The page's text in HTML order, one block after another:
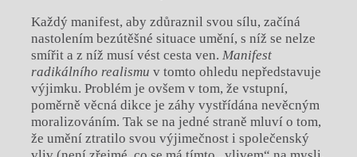
Každý manifest, aby zdůraznil svou sílu, začíná
nastolením bezútěšné situace umění, s níž se nelze
smířit a z níž musí vést cesta ven. Manifest
radikálního realismu v tomto ohledu nepředstavuje
výjimku. Problém je ovšem v tom, že vstupní,
poměrně věcná dikce je záhy vystřídána nevěcným
moralizováním. Tak se na jedné straně mluví o tom,
že umění ztratilo svou výjimečnost i společenský